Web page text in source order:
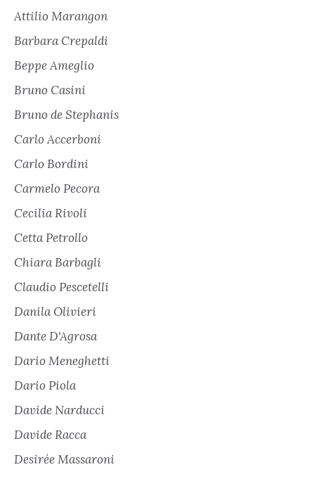
Attilio Marangon
Barbara Crepaldi
Beppe Ameglio
Bruno Casini
Bruno de Stephanis
Carlo Accerboni
Carlo Bordini
Carmelo Pecora
Cecilia Rivoli
Cetta Petrollo
Chiara Barbagli
Claudio Pescetelli
Danila Olivieri
Dante D'Agrosa
Dario Meneghetti
Dario Piola
Davide Narducci
Davide Racca
Desirée Massaroni